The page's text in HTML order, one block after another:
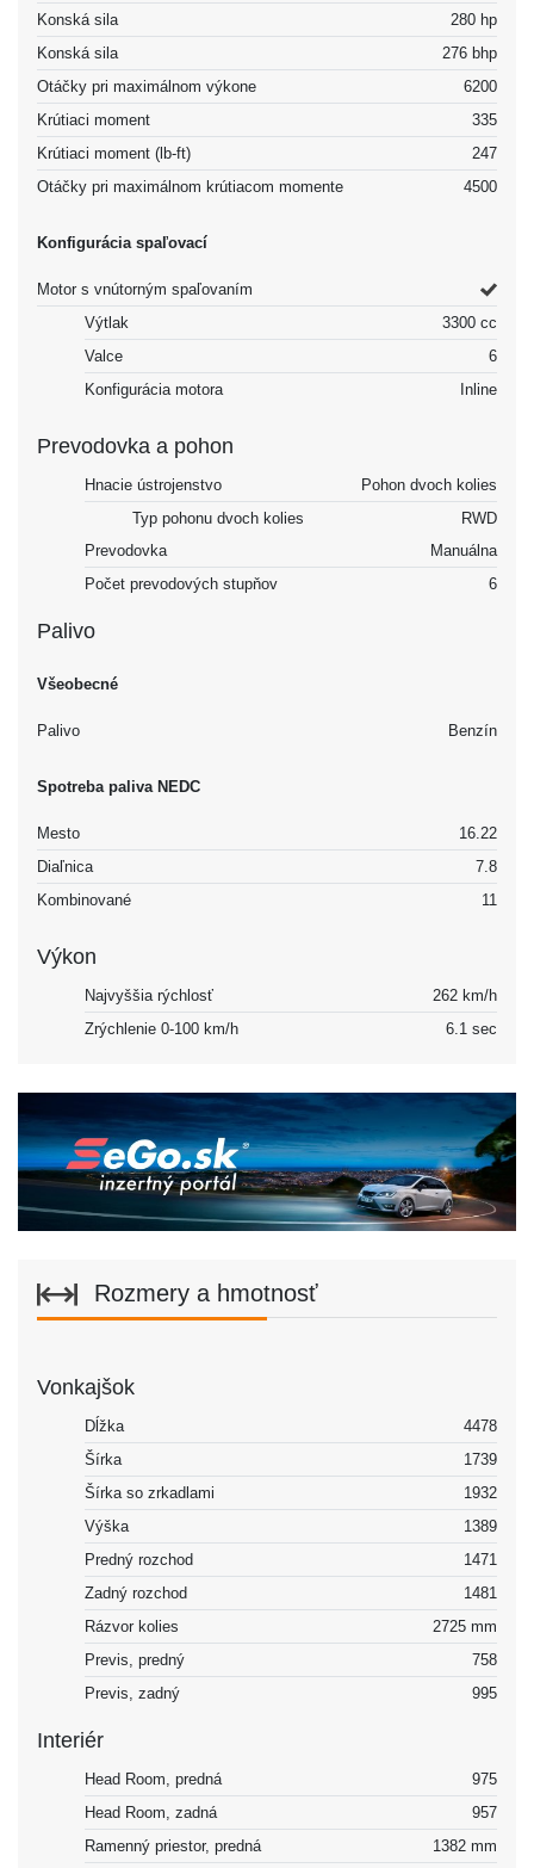
Konská sila
280 hp
Konská sila
276 bhp
Otáčky pri maximálnom výkone
6200
Krútiaci moment
335
Krútiaci moment (lb-ft)
247
Otáčky pri maximálnom krútiacom momente
4500
Konfigurácia spaľovací
Motor s vnútorným spaľovaním
Výtlak
3300 cc
Valce
6
Konfigurácia motora
Inline
Prevodovka a pohon
Hnacie ústrojenstvo
Pohon dvoch kolies
Typ pohonu dvoch kolies
RWD
Prevodovka
Manuálna
Počet prevodových stupňov
6
Palivo
Všeobecné
Palivo Benzín
Spotreba paliva NEDC
Mesto
16.22
Diaľnica
7.8
Kombinované
11
Výkon
Najvyššia rýchlosť
262 km/h
Zrýchlenie 0-100 km/h
6.1 sec
Rozmery a hmotnosť
Vonkajšok
Dĺžka
4478
Šírka
1739
Šírka so zrkadlami
1932
Výška
1389
Predný rozchod
1471
Zadný rozchod
1481
Rázvor kolies
2725 mm
Previs, predný
758
Previs, zadný
995
Interiér
Head Room, predná
975
Head Room, zadná
957
Ramenný priestor, predná
1382 mm